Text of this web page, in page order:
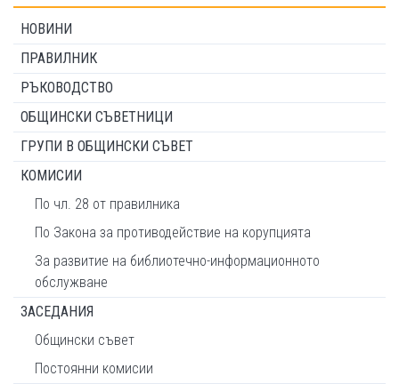
НОВИНИ
ПРАВИЛНИК
РЪКОВОДСТВО
ОБЩИНСКИ СЪВЕТНИЦИ
ГРУПИ В ОБЩИНСКИ СЪВЕТ
КОМИСИИ
По чл. 28 от правилника
По Закона за противодействие на корупцията
За развитие на библиотечно-информационното
обслужване
ЗАСЕДАНИЯ
Общински съвет
Постоянни комисии